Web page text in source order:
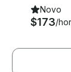
Novo
$173/